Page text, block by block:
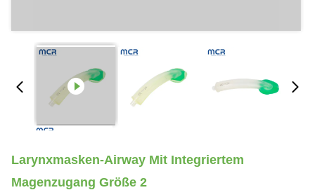
Larynxmasken-Airway Mit Integriertem
Magenzugang Größe 2